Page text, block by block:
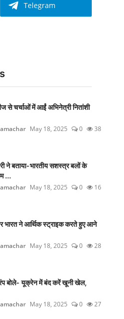
Telegram
से चर्चाओं में आईं अभिनेत्री नितांशी
May 18, 2025 0 38
ने बताया-भारतीय सशस्त्र बलों के
...
May 18, 2025 0 16
भारत ने आर्थिक स्ट्राइक करते हुए आने
May 18, 2025 0 28
बोले- यूक्रेन में बंद करें खूनी खेल,
May 18, 2025 0 27